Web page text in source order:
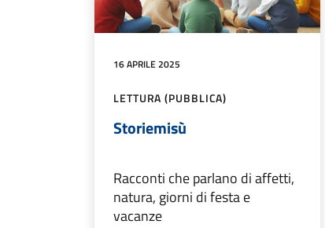
16 APRILE 2025
LETTURA (PUBBLICA)
Storiemisù
Racconti che parlano di affetti,
natura, giorni di festa e
vacanze